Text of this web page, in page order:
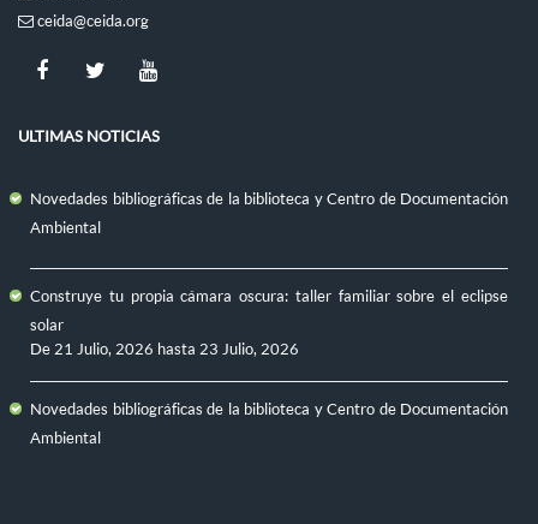
ceida@ceida.org
ULTIMAS NOTICIAS
Novedades bibliográficas de la biblioteca y Centro de Documentación
Ambiental
Construye tu propia cámara oscura: taller familiar sobre el eclipse
solar
De 21 Julio, 2026 hasta 23 Julio, 2026
Novedades bibliográficas de la biblioteca y Centro de Documentación
Ambiental